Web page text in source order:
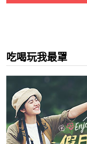
吃喝玩我最罩